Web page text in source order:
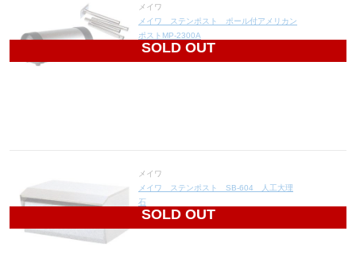
SOLD OUT
メイワ
メイワ ステンポスト ポール付アメリカン
ポストMP-2300A
12,720
SOLD OUT
メイワ
メイワ ステンポスト SB-604 人工大理
石
12,720